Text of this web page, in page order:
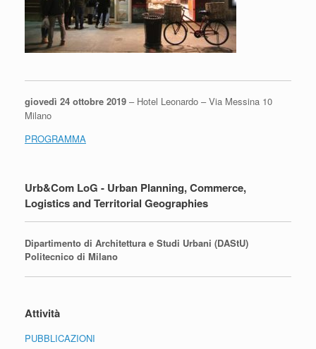
giovedì 24 ottobre 2019 – Hotel Leonardo – Via Messina 10
Milano
PROGRAMMA
Urb&Com LoG - Urban Planning, Commerce,
Logistics and Territorial Geographies
Dipartimento di Architettura e Studi Urbani (DAStU)
Politecnico di Milano
Attività
PUBBLICAZIONI